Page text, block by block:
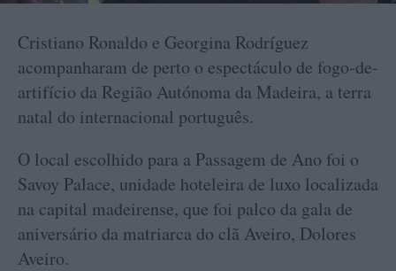
Cristiano Ronaldo e Georgina Rodríguez
acompanharam de perto o espectáculo de fogo-de-
artifício da Região Autónoma da Madeira, a terra
natal do internacional português.
O local escolhido para a Passagem de Ano foi o
Savoy Palace, unidade hoteleira de luxo localizada
na capital madeirense, que foi palco da gala de
aniversário da matriarca do clã Aveiro, Dolores
Aveiro.